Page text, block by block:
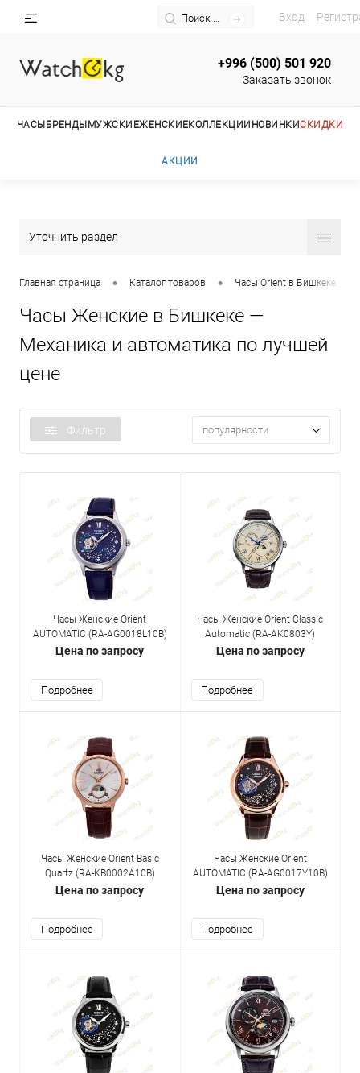
Вход
+996 (500) 501 920
Заказать звонок
ЧАСЫ БРЕНДЫ МУЖСКИЕЖЕНСКИЕКОЛЛЕКЦИИ НОВИНКИСКИДКИ
АКЦИИ
Уточнить раздел
Главная страница • Каталог товаров • Часы Orient в Бишкеке —
Часы Женские в Бишкеке —
Механика и автоматика по лучшей
цене
Фильтр популярности
Часы Женские Orient
AUTOMATIC (RA-AG0018L10B)
Цена по запросу
Подробнее
Часы Женские Orient Classic
Automatic (RA-AK0803Y)
Цена по запросу
Подробнее
Часы Женские Orient Basic
Quartz (RA-KB0002A10B)
Цена по запросу
Подробнее
Часы Женские Orient
AUTOMATIC (RA-AG0017Y10B)
Цена по запросу
Подробнее